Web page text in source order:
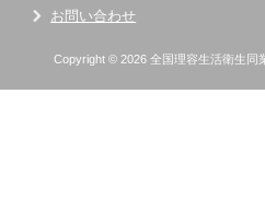
お問い合わせ
Copyright © 2026 全国理容生活衛生同